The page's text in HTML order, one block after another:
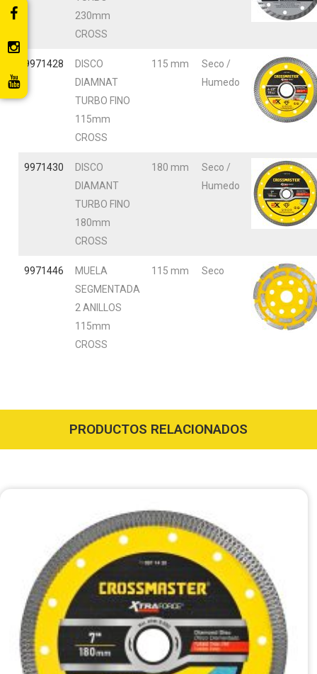
230mm
CROSS
9971428
DISCO
DIAMNAT
TURBO FINO
115mm
CROSS
115 mm
Seco /
Humedo
9971430
DISCO
DIAMANT
TURBO FINO
180mm
CROSS
180 mm
Seco /
Humedo
9971446
MUELA
SEGMENTADA
2 ANILLOS
115mm
CROSS
115 mm Seco
PRODUCTOS RELACIONADOS